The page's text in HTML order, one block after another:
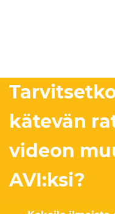
kätevän
videon
AVI:ksi?